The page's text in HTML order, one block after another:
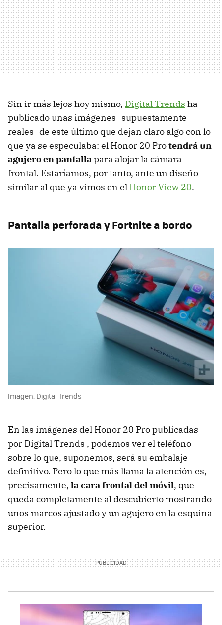
Sin ir más lejos hoy mismo, Digital Trends ha
publicado unas imágenes -supuestamente
reales- de este último que dejan claro algo con lo
que ya se especulaba: el Honor 20 Protendrá un
agujero en pantallapara alojar la cámara
frontal. Estaríamos, por tanto, ante un diseño
similar al que ya vimos en el Honor View 20.
Pantalla perforada y Fortnite a bordo
Imagen: Digital Trends
En las imágenes del Honor 20 Pro publicadas
por Digital Trends , podemos ver el teléfono
sobre lo que, suponemos, será su embalaje
definitivo. Pero lo que más llama la atención es,
precisamente, la cara frontal del móvil, que
queda completamente al descubierto mostrando
unos marcos ajustado y un agujero en la esquina
superior.